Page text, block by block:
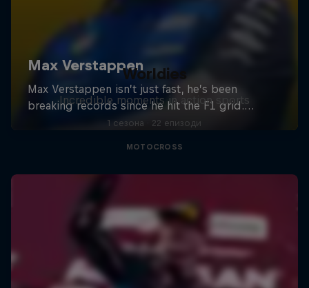
Worldies
Incredible moments in action sports
1 сезона · 22 епизоди
MOTOCROSS